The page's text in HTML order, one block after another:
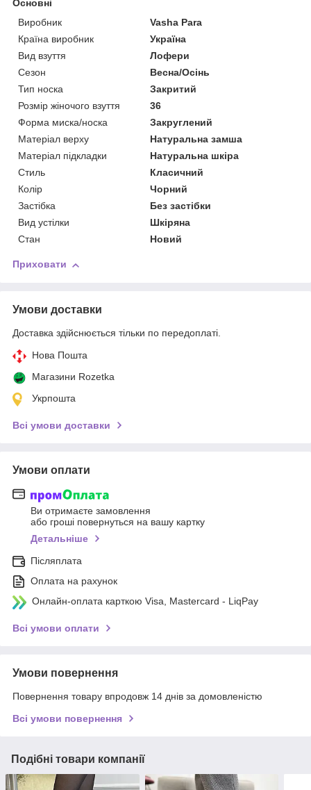
Основні
Виробник
Vasha Para
Країна виробник
Україна
Вид взуття
Лофери
Сезон
Весна/Осінь
Тип носка
Закритий
Розмір жіночого взуття
36
Форма миска/носка
Закруглений
Матеріал верху
Натуральна замша
Матеріал підкладки
Натуральна шкіра
Стиль
Класичний
Колір
Чорний
Застібка
Без застібки
Вид устілки
Шкіряна
Стан
Новий
Приховати
Умови доставки
Доставка здійснюється тільки по передоплаті.
Нова Пошта
Магазини Rozetka
Укрпошта
Всі умови доставки
Умови оплати
Ви отримаєте замовлення
або гроші повернуться на вашу картку
Детальніше
Післяплата
Оплата на рахунок
Онлайн-оплата карткою Visa, Mastercard - LiqPay
Всі умови оплати
Умови повернення
Повернення товару впродовж 14 днів за домовленістю
Всі умови повернення
Подібні товари компанії